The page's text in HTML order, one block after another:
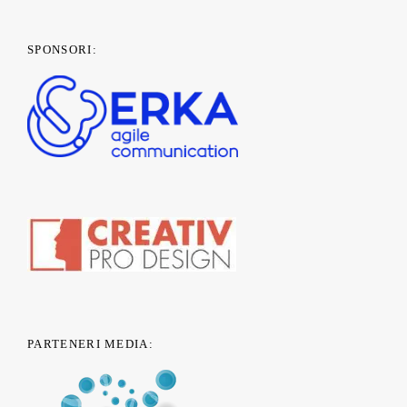
SPONSORI:
PARTENERI MEDIA: